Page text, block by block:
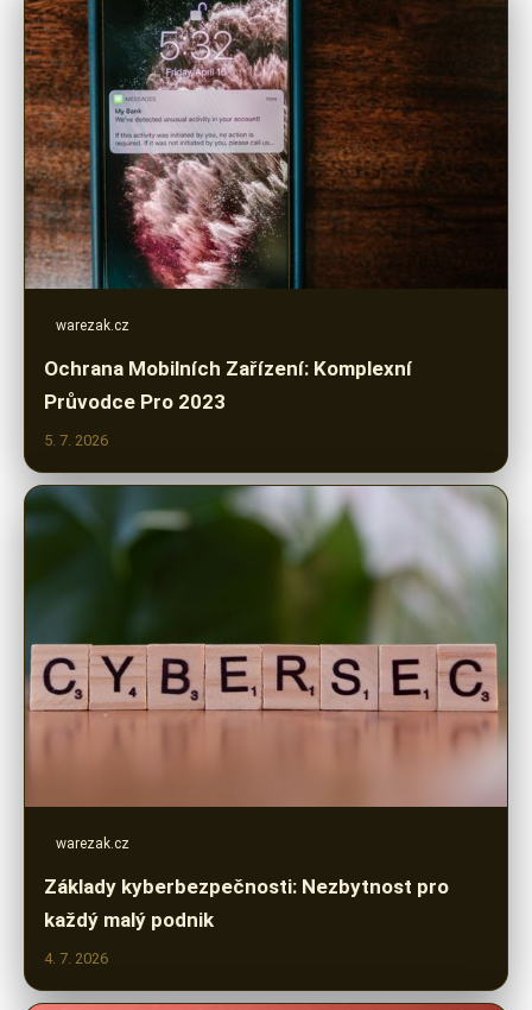
warezak.cz
Ochrana Mobilních Zařízení: Komplexní
Průvodce Pro 2023
5. 7. 2026
warezak.cz
Základy kyberbezpečnosti: Nezbytnost pro
každý malý podnik
4. 7. 2026